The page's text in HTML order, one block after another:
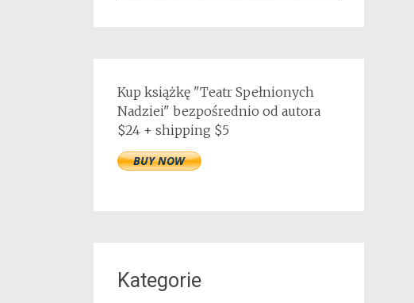
Kup książkę "Teatr Spełnionych
Nadziei" bezpośrednio od autora
$24 + shipping $5
Kategorie